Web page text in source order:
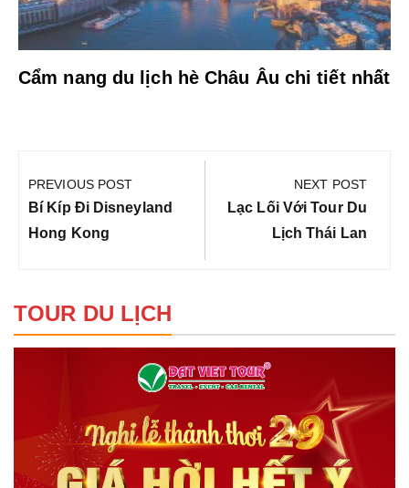
Cẩm nang du lịch hè Châu Âu chi tiết nhất
hướng
bài
viết
PREVIOUS POST
Previous
Post:
Bí Kíp Đi Disneyland
Hong Kong
NEXT POST
Next
Lạc Lối Với Tour Du
Lịch Thái Lan
TOUR DU LỊCH